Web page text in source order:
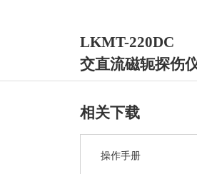
LKMT-220DC
交直流磁轭探伤
相关下载
操作手册